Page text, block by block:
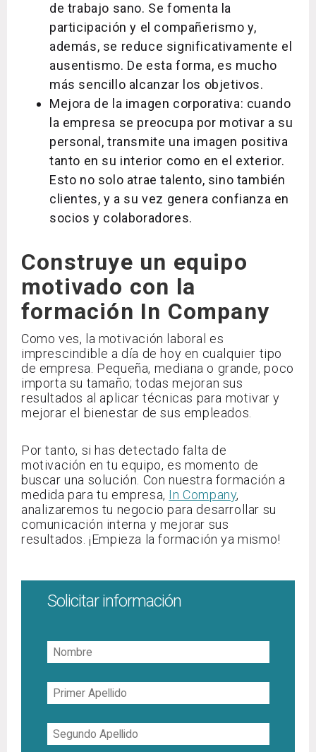
de trabajo sano. Se fomenta la
participación y el compañerismo y,
además, se reduce significativamente el
ausentismo. De esta forma, es mucho
más sencillo alcanzar los objetivos.
Mejora de la imagen corporativa: cuando
la empresa se preocupa por motivar a su
personal, transmite una imagen positiva
tanto en su interior como en el exterior.
Esto no solo atrae talento, sino también
clientes, y a su vez genera confianza en
socios y colaboradores.
Construye un equipo
motivado con la
formación In Company
Como ves, la motivación laboral es
imprescindible a día de hoy en cualquier tipo
de empresa. Pequeña, mediana o grande, poco
importa su tamaño; todas mejoran sus
resultados al aplicar técnicas para motivar y
mejorar el bienestar de sus empleados.
Por tanto, si has detectado falta de
motivación en tu equipo, es momento de
buscar una solución. Con nuestra formación a
medida para tu empresa, In Company,
analizaremos tu negocio para desarrollar su
comunicación interna y mejorar sus
resultados. ¡Empieza la formación ya mismo!
Solicitar información
Nombre
Primer
Apellido
Segundo
Apellido